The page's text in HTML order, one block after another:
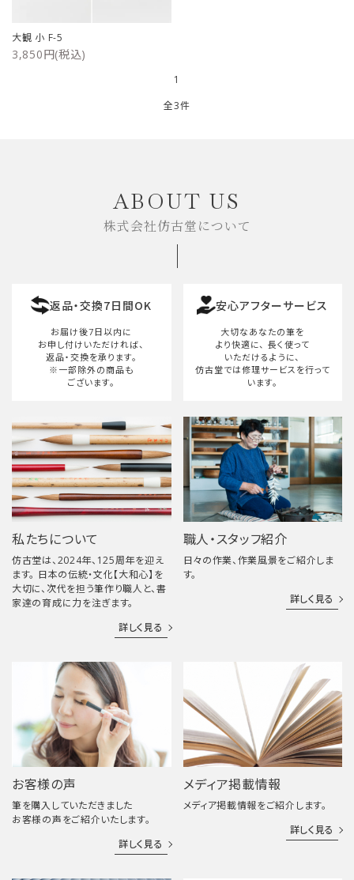
大観 小 F-5
3,850円(税込)
1
全3件
検索する
ABOUT US
株式会社仿古堂について
返品・交換7日間OK
お届け後7日以内に
お申し付けいただければ、
返品・交換を承ります。
※一部除外の商品も
ございます。
安心アフターサービス
大切なあなたの筆を
より快適に、 長く使って
いただけるように、
仿古堂では修理サービスを行って
います。
私たちについて
仿古堂は、2024年、125周年を迎え
ます。 日本の伝統・文化【大和心】を
大切に、次代を担う筆作り職人と、書
家達の育成に力を注ぎます。
詳しく見る
職人・スタッフ紹介
日々の作業、作業風景をご紹介しま
す。
詳しく見る
お客様の声
筆を購入していただきました
お客様の声をご紹介いたします。
詳しく見る
メディア掲載情報
メディア掲載情報をご紹介します。
詳しく見る